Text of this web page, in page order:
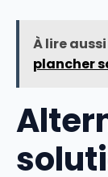
À lire aussi
plancher